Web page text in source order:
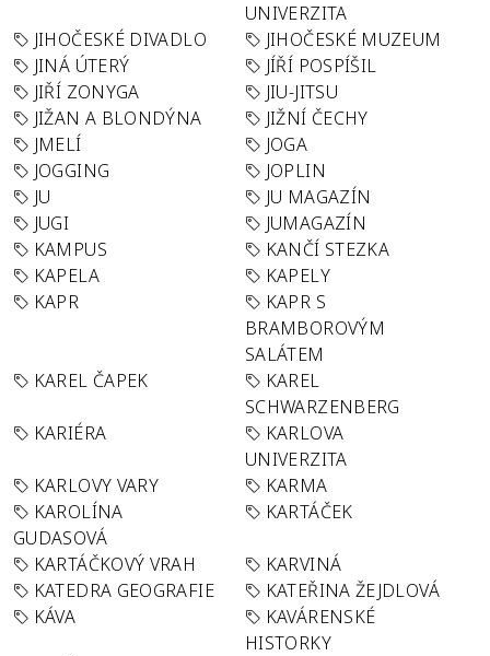
UNIVERZITA
JIHOČESKÉ DIVADLO
JIHOČESKÉ MUZEUM
JINÁ ÚTERÝ
JÍŘÍ POSPÍŠIL
JIŘÍ ZONYGA
JIU-JITSU
JIŽAN A BLONDÝNA
JIŽNÍ ČECHY
JMELÍ
JOGA
JOGGING
JOPLIN
JU
JU MAGAZÍN
JUGI
JUMAGAZÍN
KAMPUS
KANČÍ STEZKA
KAPELA
KAPELY
KAPR
KAPR S
BRAMBOROVÝM
SALÁTEM
KAREL ČAPEK
KAREL
SCHWARZENBERG
KARIÉRA
KARLOVA
UNIVERZITA
KARLOVY VARY
KARMA
KAROLÍNA
GUDASOVÁ
KARTÁČEK
KARTÁČKOVÝ VRAH
KARVINÁ
KATEDRA GEOGRAFIE
KATEŘINA ŽEJDLOVÁ
KÁVA
KAVÁRENSKÉ
HISTORKY